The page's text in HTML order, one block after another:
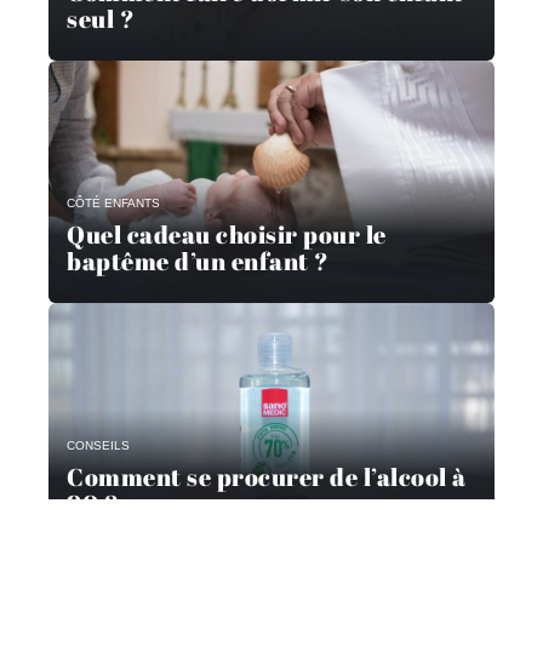
seul ?
CÔTÉ ENFANTS
Quel cadeau choisir pour le
baptême d’un enfant ?
CONSEILS
Comment se procurer de l’alcool à
90 ?